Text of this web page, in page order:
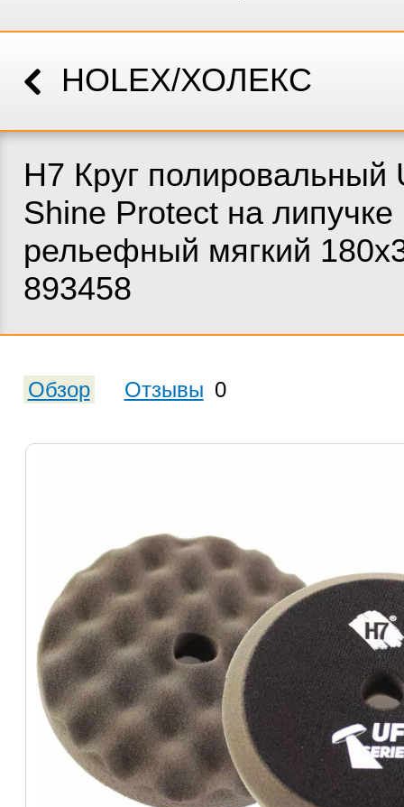
HOLEX/ХОЛЕКС
H7 Круг полировальный
Shine Protect на
рельефный мягкий
893458
Обзор Отзывы 0